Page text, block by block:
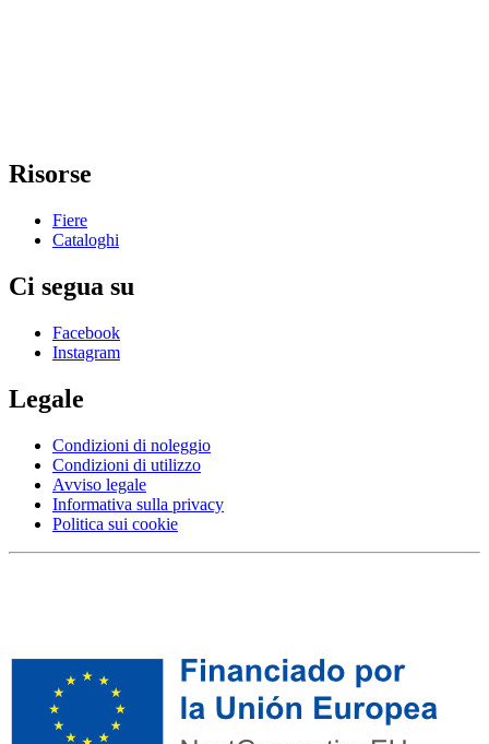
Risorse
Fiere
Cataloghi
Ci segua su
Facebook
Instagram
Legale
Condizioni di noleggio
Condizioni di utilizzo
Avviso legale
Informativa sulla privacy
Politica sui cookie